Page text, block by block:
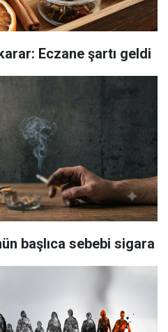
Eczane şartı geldi
başlıca sebebi sigara